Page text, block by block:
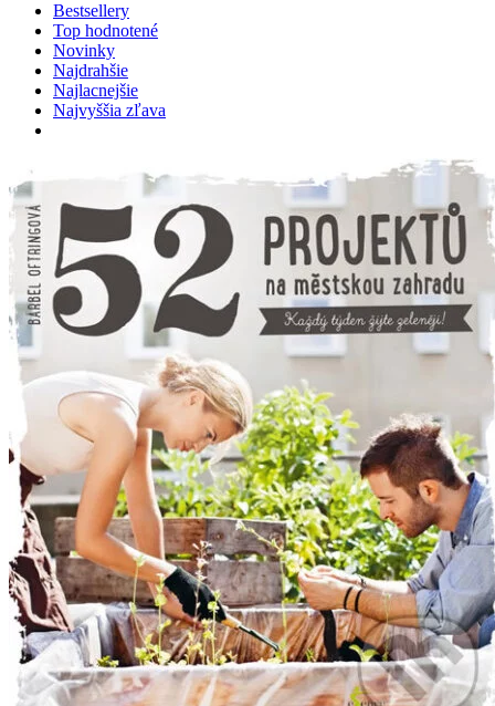
Bestsellery
Top hodnotené
Novinky
Najdrahšie
Najlacnejšie
Najvyššia zľava